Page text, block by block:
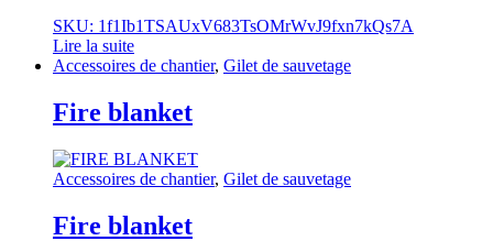
SKU: 1f1Ib1TSAUxV683TsOMrWvJ9fxn7kQs7A
Lire la suite
Accessoires de chantier, Gilet de sauvetage
Fire blanket
Accessoires de chantier, Gilet de sauvetage
Fire blanket